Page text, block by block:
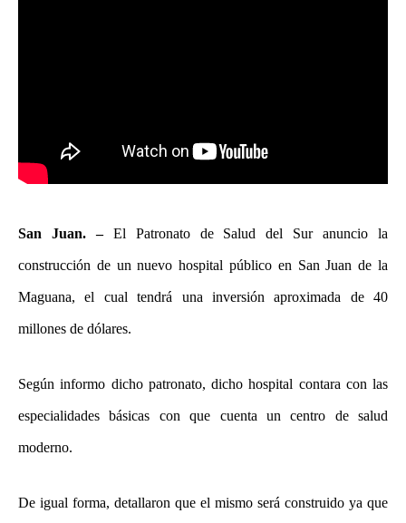
San Juan. – El Patronato de Salud del Sur anuncio la
construcción de un nuevo hospital público en San Juan de la
Maguana, el cual tendrá una inversión aproximada de 40
millones de dólares.
Según informo dicho patronato, dicho hospital contara con las
especialidades básicas con que cuenta un centro de salud
moderno.
De igual forma, detallaron que el mismo será construido ya que